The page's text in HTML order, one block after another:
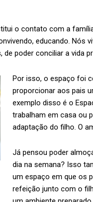
o contato com a
educando. Nós
poder conciliar a vida
Por isso, o espaço foi
proporcionar aos pais
exemplo disso é o
trabalham em casa ou
adaptação do filho. O
Já pensou poder
dia na semana? Isso
um espaço em que os
refeição junto com o